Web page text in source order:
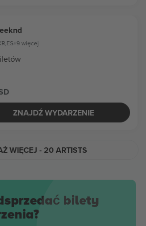
,ES+9 więcej
ZNAJDŹ WYDARZENIE
WIĘCEJ - 20 ARTISTS
bilety